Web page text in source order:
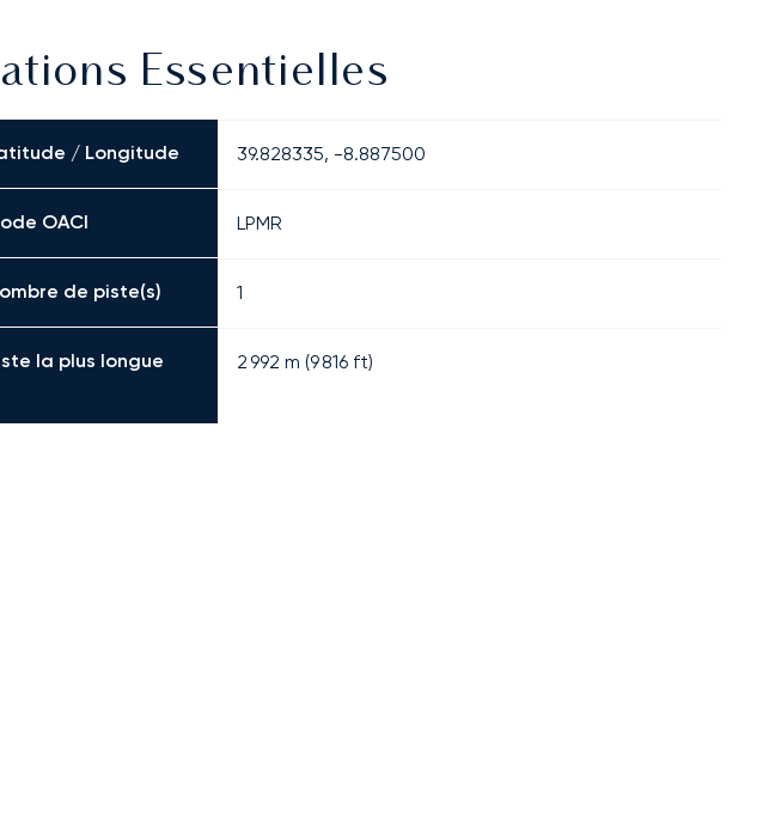
Essentielles
/ Longitude 39.828335, -8.887500
OACI LPMR
de piste(s) 1
la plus longue 2 992 m (9 816 ft)